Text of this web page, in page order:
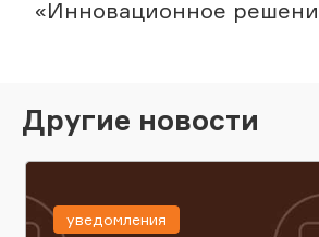
«Инновационное
Другие новости
уведомления